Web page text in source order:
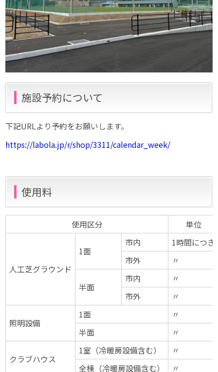
施設予約について
下記URLより予約をお願いします。
https://labola.jp/r/shop/3311/calendar_week/
使用料
使用区分 単位
人工芝グラウンド
1面
市内
1時間につき
市外
〃
半面
市内
〃
市外
〃
照明設備
1面
〃
半面
〃
クラブハウス
1室（冷暖房設備含む）
〃
全棟（冷暖房設備含む）
〃